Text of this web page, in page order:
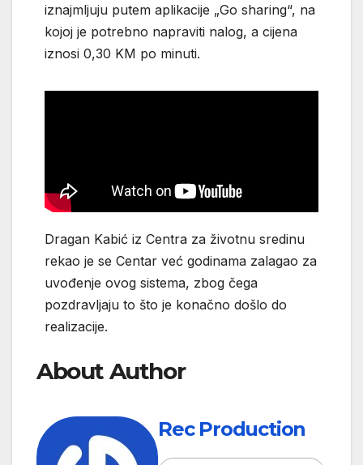
iznajmljuju putem aplikacije „Go sharing“, na
kojoj je potrebno napraviti nalog, a cijena
iznosi 0,30 KM po minuti.
Dragan Kabić iz Centra za životnu sredinu
rekao je se Centar već godinama zalagao za
uvođenje ovog sistema, zbog čega
pozdravljaju to što je konačno došlo do
realizacije.
About Author
Rec Production